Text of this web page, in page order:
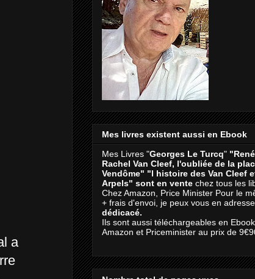
a
Mes livres existent aussi en Ebook
Mes Livres "Georges Le Turcq"
Rachel Van Cleef, l'oubliée de la
Vendôme" "l histoire des Van Cleef
Arpels" sont en vente chez tous les
Chez Amazon, Price Minister Pour le
+ frais d'envoi, je peux vous en
dédicacé.
Ils sont aussi téléchargeables en
Amazon et Priceminister au prix de